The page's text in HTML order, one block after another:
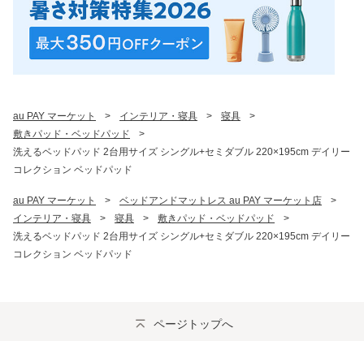
au PAY マーケット > インテリア・寝具 > 寝具
>
敷きパッド・ベッドパッド
>
洗えるベッドパッド 2台用サイズ シングル+セミダブル 220×195cm デイリー
コレクション ベッドパッド
au PAY マーケット > ベッドアンドマットレス au PAY マーケット店
>
インテリア・寝具
> 寝具 > 敷きパッド・ベッドパッド
>
洗えるベッドパッド 2台用サイズ シングル+セミダブル 220×195cm デイリー
コレクション ベッドパッド
ページトップへ